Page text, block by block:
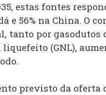
estas fontes
e 56% na China. O
tanto por gasodutos
(GNL),
previsto da oferta